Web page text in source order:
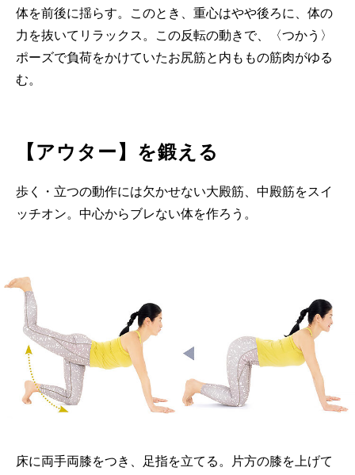
体を前後に揺らす。このとき、重心はやや後ろに、体の
力を抜いてリラックス。この反転の動きで、〈つかう〉
ポーズで負荷をかけていたお尻筋と内ももの筋肉がゆる
む。
【アウター】を鍛える
歩く・立つの動作には欠かせない大殿筋、中殿筋をスイ
ッチオン。中心からブレない体を作ろう。
床に両手両膝をつき、足指を立てる。片方の膝を上げて